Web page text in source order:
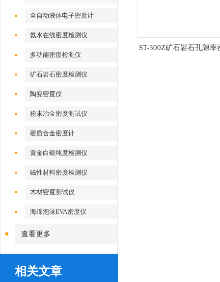
全自动液体电子密度计
氨水在线密度检测仪
多功能密度检测仪
矿石岩石密度检测仪
陶瓷密度仪
粉末冶金密度测试仪
硬质合金密度计
黄金白银纯度检测仪
磁性材料密度检测仪
木材密度测试仪
海绵泡沫EVA密度仪
查看更多
相关文章
ST-300Z矿石岩石孔隙率